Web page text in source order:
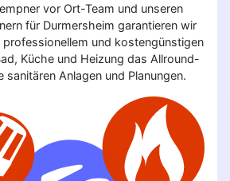
vor Ort-Team und unseren
für Durmersheim garantieren wir
professionellem und kostengünstigen
Küche und Heizung das Allround-
sanitären Anlagen und Planungen.